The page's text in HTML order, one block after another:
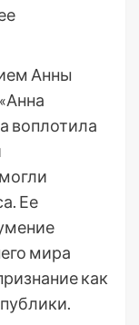
Анны
воплотила
Ее
мира
как